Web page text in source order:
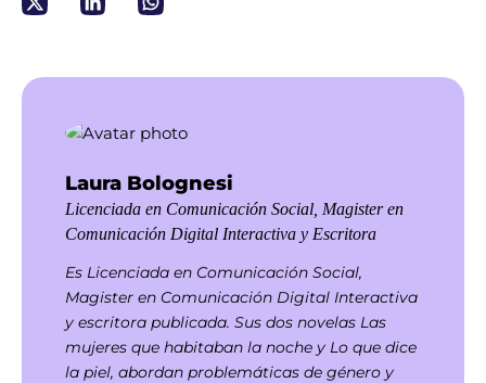
Laura Bolognesi
Licenciada en Comunicación Social, Magister en
Comunicación Digital Interactiva y Escritora
Es Licenciada en Comunicación Social,
Magister en Comunicación Digital Interactiva
y escritora publicada. Sus dos novelas Las
mujeres que habitaban la noche y Lo que dice
la piel, abordan problemáticas de género y